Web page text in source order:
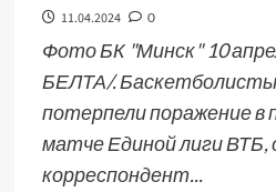
11.04.2024 0
Фото БК "Минск" 10
БЕЛТА/.
потерпели поражение в
матче Единой лиги
корреспондент...